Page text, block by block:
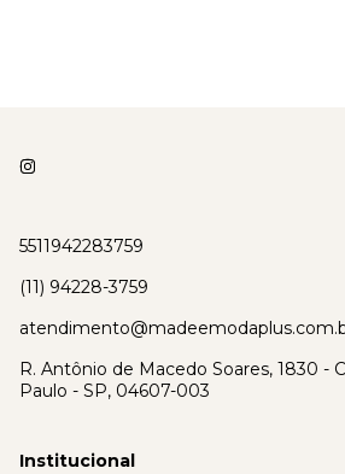
5511942283759
(11) 94228-3759
R. Antônio de Macedo Soares, 1830 -
Paulo - SP, 04607-003
Institucional